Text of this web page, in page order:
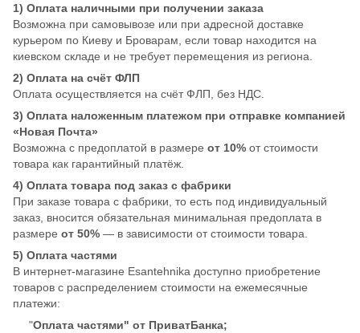
1) Оплата наличными при получении заказа
Возможна при самовывозе или при адресной доставке
курьером по Киеву и Броварам, если товар находится на
киевском складе и не требует перемещения из региона.
2) Оплата на счёт ФЛП
Оплата осуществляется на счёт ФЛП, без НДС.
3) Оплата наложенным платежом при отправке компанией
«Новая Почта»
Возможна с предоплатой в размере от 10% от стоимости
товара как гарантийный платёж.
4) Оплата товара под заказ с фабрики
При заказе товара с фабрики, то есть под индивидуальный
заказ, вносится обязательная минимальная предоплата в
размере от 50% — в зависимости от стоимости товара.
5) Оплата частями
В интернет-магазине Esantehnika доступно приобретение
товаров с распределением стоимости на ежемесячные
платежи:
"Оплата частями" от ПриватБанка;